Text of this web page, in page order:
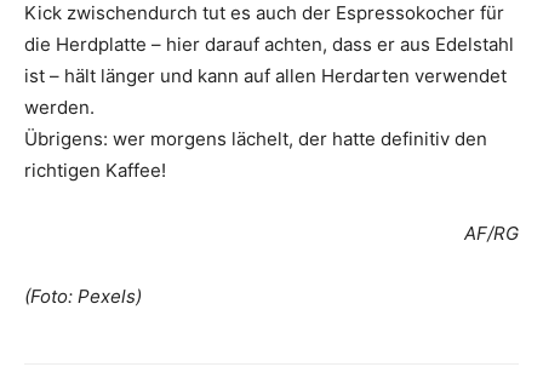
Kick zwischendurch tut es auch der Espressokocher für
die Herdplatte – hier darauf achten, dass er aus Edelstahl
ist – hält länger und kann auf allen Herdarten verwendet
werden.
Übrigens: wer morgens lächelt, der hatte definitiv den
richtigen Kaffee!
AF/RG
(Foto: Pexels)